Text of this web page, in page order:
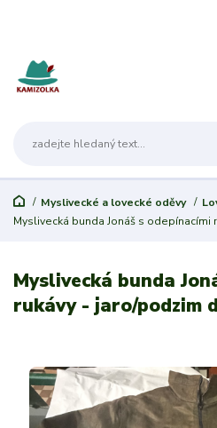
Myslivecké a lovecké oděvy
Myslivecká bunda Jonáš s odepínacími
Myslivecká bunda
rukávy - jaro/podzim